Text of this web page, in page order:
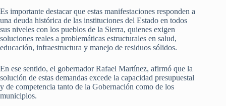
Es importante destacar que estas manifestaciones responden a
una deuda histórica de las instituciones del Estado en todos
sus niveles con los pueblos de la Sierra, quienes exigen
soluciones reales a problemáticas estructurales en salud,
educación, infraestructura y manejo de residuos sólidos.
En ese sentido, el gobernador Rafael Martínez, afirmó que la
solución de estas demandas excede la capacidad presupuestal
y de competencia tanto de la Gobernación como de los
municipios.